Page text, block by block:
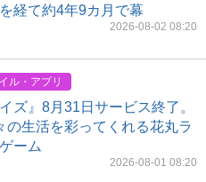
経て約4年9カ月で幕
2026-08-02 08:20
ル・アプリ
ズ』8月31日サービス終了。
の生活を彩ってくれる花丸ラ
ーム
2026-08-01 08:20